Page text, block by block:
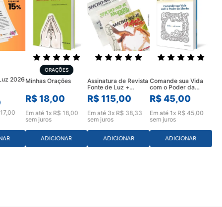
2026
17,00
ORAÇÕES
Minhas Orações
R$18,00
Em até 1 x R$ 18,00
sem juros
ADICIONAR
Assinatura de Revista
Fonte de Luz +
Mulher Feliz e Mundo
Ideal (12 meses)
R$ 115,00
Em até 3x R$ 38,33
sem juros
ADICIONAR
Comande sua Vida
com o Poder da
Mente
R$ 45,00
Em até 1 x R$ 45,00
sem juros
ADICIONAR